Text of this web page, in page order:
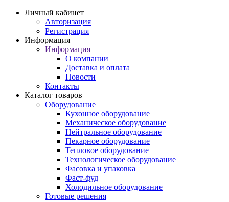
Личный кабинет
Авторизация
Регистрация
Информация
Информация
О компании
Доставка и оплата
Новости
Контакты
Каталог товаров
Оборудование
Кухонное оборудование
Механическое оборудование
Нейтральное оборудование
Пекарное оборудование
Тепловое оборудование
Технологическое оборудование
Фасовка и упаковка
Фаст-фуд
Холодильное оборудование
Готовые решения